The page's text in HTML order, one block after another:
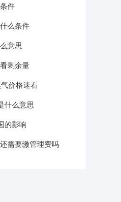
件
么条件
意思
剩余量
价格速看
什么意思
的影响
需要缴管理费吗